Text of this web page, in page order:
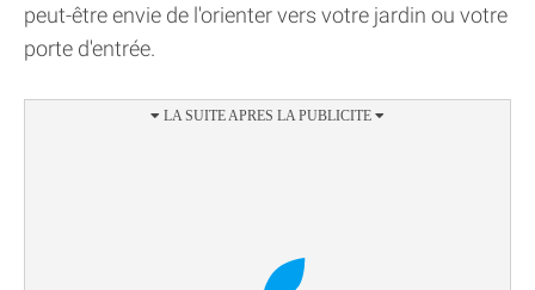
peut-être envie de l'orienter vers votre jardin ou votre
porte d'entrée.